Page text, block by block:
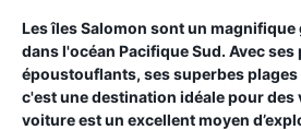
Les îles Salomon sont un
dans l'océan Pacifique Sud. Avec ses
époustouflants, ses superbes
c'est une destination idéale pour des
voiture est un excellent moyen